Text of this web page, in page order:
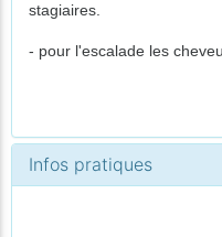
stagiaires.
- pour l'escalade les
Infos pratiques